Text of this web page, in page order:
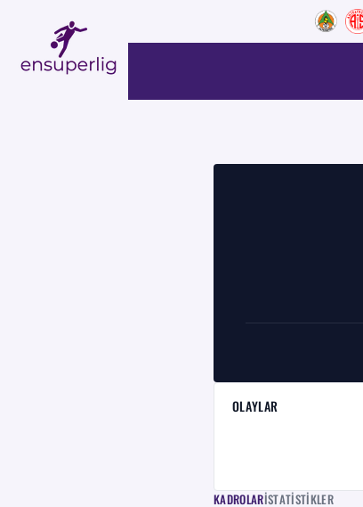
OLAYLAR
KADROLARİSTATISTIKLER